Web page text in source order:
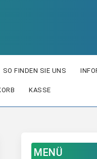
SO FINDEN SIE UNS
KASSE
MENÜ